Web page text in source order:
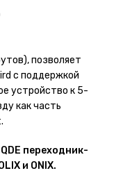
позволяет
с поддержкой
устройство к 5-
как часть
переходник-
и ONIX.